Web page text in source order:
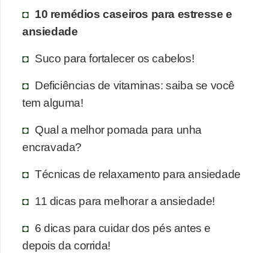
10 remédios caseiros para estresse e
ansiedade
Suco para fortalecer os cabelos!
Deficiências de vitaminas: saiba se você
tem alguma!
Qual a melhor pomada para unha
encravada?
Técnicas de relaxamento para ansiedade
11 dicas para melhorar a ansiedade!
6 dicas para cuidar dos pés antes e
depois da corrida!